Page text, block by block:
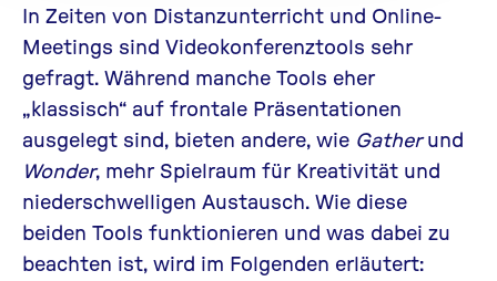
In Zeiten von Distanzunterricht und Online-
Meetings sind Videokonferenztools sehr
gefragt. Während manche Tools eher
„klassisch“ auf frontale Präsentationen
ausgelegt sind, bieten andere, wie Gatherund
Wonder, mehr Spielraum für Kreativität und
niederschwelligen Austausch. Wie diese
beiden Tools funktionieren und was dabei zu
beachten ist, wird im Folgenden erläutert: